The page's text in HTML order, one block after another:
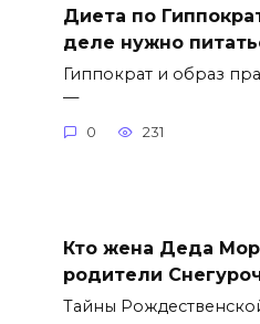
Диета по
деле нужно
Гиппократ и образ
—
0 231
Кто жена Деда
родители
Тайны